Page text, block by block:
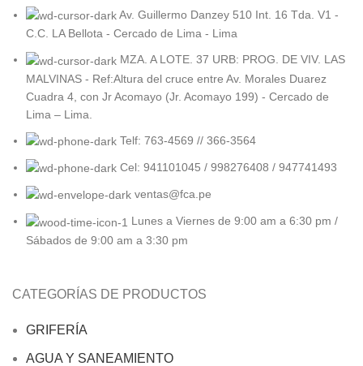
Av. Guillermo Danzey 510 Int. 16 Tda. V1 -
C.C. LA Bellota - Cercado de Lima - Lima
MZA. A LOTE. 37 URB: PROG. DE VIV. LAS
MALVINAS - Ref:Altura del cruce entre Av. Morales Duarez
Cuadra 4, con Jr Acomayo (Jr. Acomayo 199) - Cercado de
Lima – Lima.
Telf: 763-4569 // 366-3564
Cel: 941101045 / 998276408 / 947741493
ventas@fca.pe
Lunes a Viernes de 9:00 am a 6:30 pm /
Sábados de 9:00 am a 3:30 pm
CATEGORÍAS DE PRODUCTOS
GRIFERÍA
AGUA Y SANEAMIENTO